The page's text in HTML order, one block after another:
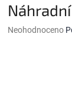
Průměrné
Neohodnoceno